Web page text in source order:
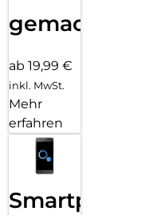
gemacht!
ab 19,99 €
inkl. MwSt.
Mehr
erfahren
Smartphone